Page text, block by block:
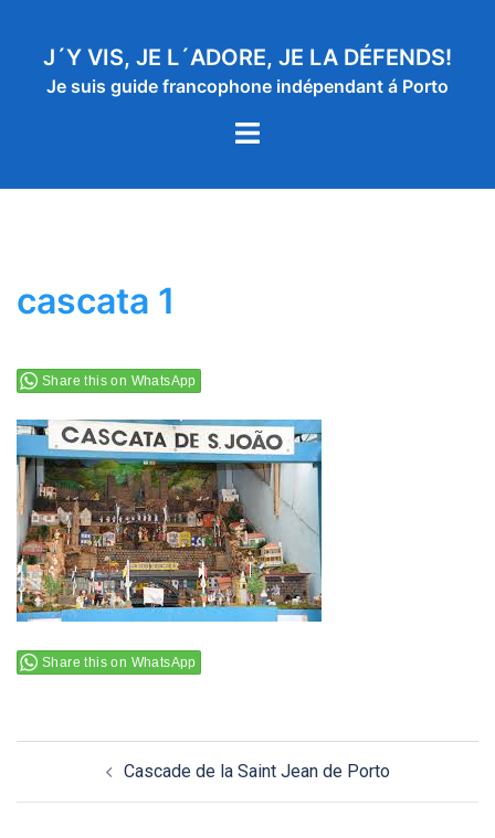
contenuJ´Y VIS, JE L´ADORE, JE LA DÉFENDS!
Je suis guide francophone indépendant á Porto
Ouvrir/fermer
cascata 1
Share this on WhatsApp
Share this on WhatsApp
d’article Cascade de la Saint Jean de Porto